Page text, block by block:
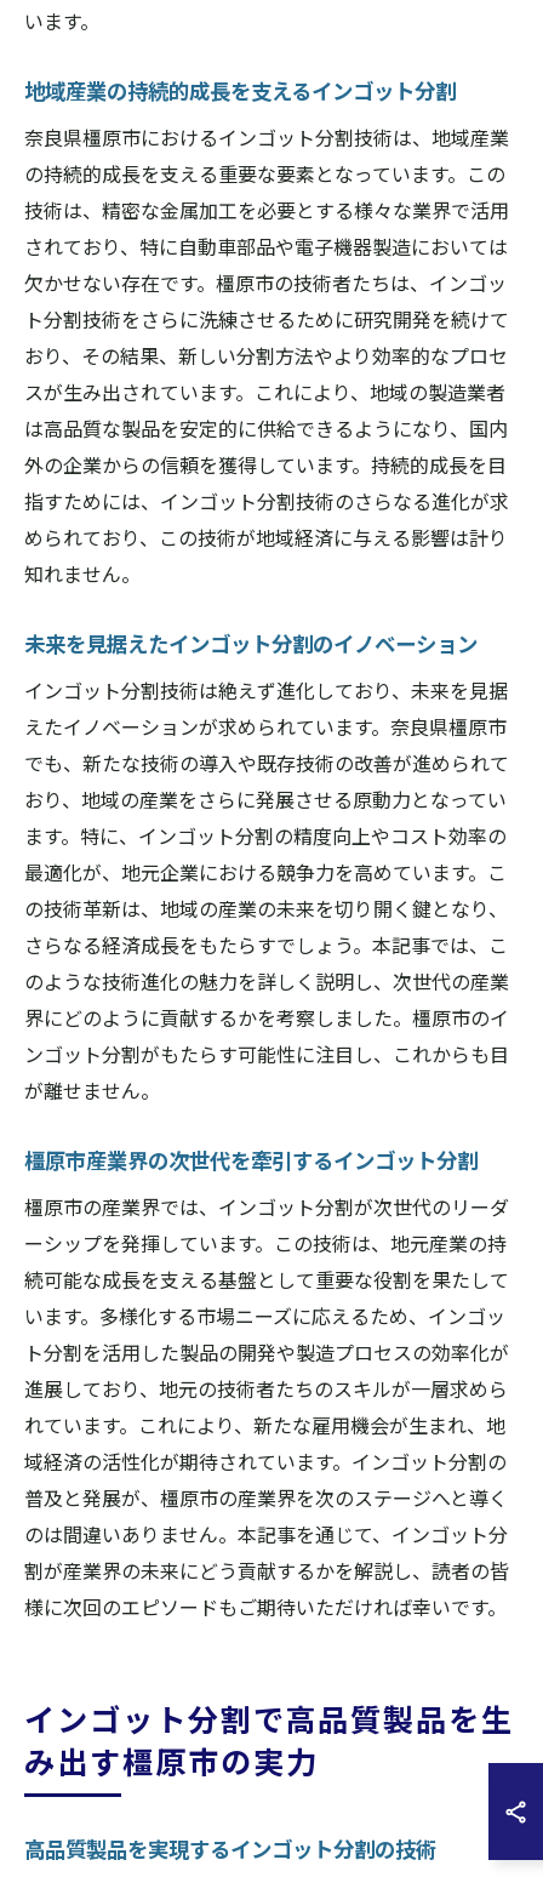
います。
地域産業の持続的成長を支えるインゴット分割
奈良県橿原市におけるインゴット分割技術は、地域産業
の持続的成長を支える重要な要素となっています。この
技術は、精密な金属加工を必要とする様々な業界で活用
されており、特に自動車部品や電子機器製造においては
欠かせない存在です。橿原市の技術者たちは、インゴッ
ト分割技術をさらに洗練させるために研究開発を続けて
おり、その結果、新しい分割方法やより効率的なプロセ
スが生み出されています。これにより、地域の製造業者
は高品質な製品を安定的に供給できるようになり、国内
外の企業からの信頼を獲得しています。持続的成長を目
指すためには、インゴット分割技術のさらなる進化が求
められており、この技術が地域経済に与える影響は計り
知れません。
未来を見据えたインゴット分割のイノベーション
インゴット分割技術は絶えず進化しており、未来を見据
えたイノベーションが求められています。奈良県橿原市
でも、新たな技術の導入や既存技術の改善が進められて
おり、地域の産業をさらに発展させる原動力となってい
ます。特に、インゴット分割の精度向上やコスト効率の
最適化が、地元企業における競争力を高めています。こ
の技術革新は、地域の産業の未来を切り開く鍵となり、
さらなる経済成長をもたらすでしょう。本記事では、こ
のような技術進化の魅力を詳しく説明し、次世代の産業
界にどのように貢献するかを考察しました。橿原市のイ
ンゴット分割がもたらす可能性に注目し、これからも目
が離せません。
橿原市産業界の次世代を牽引するインゴット分割
橿原市の産業界では、インゴット分割が次世代のリーダ
ーシップを発揮しています。この技術は、地元産業の持
続可能な成長を支える基盤として重要な役割を果たして
います。多様化する市場ニーズに応えるため、インゴッ
ト分割を活用した製品の開発や製造プロセスの効率化が
進展しており、地元の技術者たちのスキルが一層求めら
れています。これにより、新たな雇用機会が生まれ、地
域経済の活性化が期待されています。インゴット分割の
普及と発展が、橿原市の産業界を次のステージへと導く
のは間違いありません。本記事を通じて、インゴット分
割が産業界の未来にどう貢献するかを解説し、読者の皆
様に次回のエピソードもご期待いただければ幸いです。
インゴット分割で高品質製品を生
み出す橿原市の実力
高品質製品を実現するインゴット分割の技術